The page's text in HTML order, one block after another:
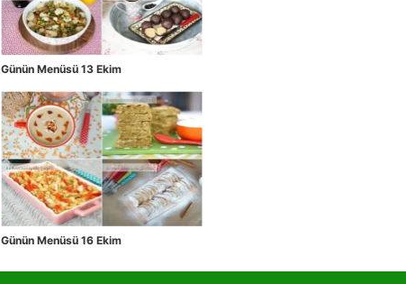
Günün Menüsü 13 Ekim
Günün Menüsü 16 Ekim